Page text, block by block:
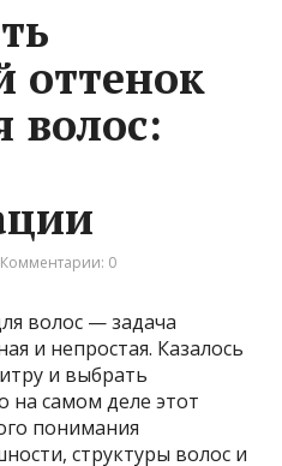
оттенок
волос:
Комментарии: 0
волос — задача
и непростая. Казалось
и выбрать
на самом деле этот
понимания
структуры волос и